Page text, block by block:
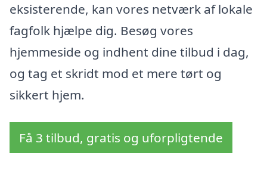
eksisterende, kan vores netværk af lokale
fagfolk hjælpe dig. Besøg vores
hjemmeside og indhent dine tilbud i dag,
og tag et skridt mod et mere tørt og
sikkert hjem.
Få 3 tilbud, gratis og uforpligtende